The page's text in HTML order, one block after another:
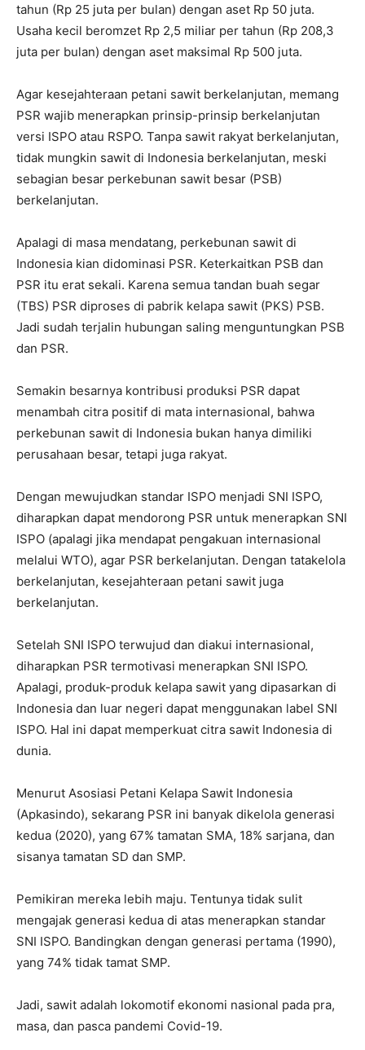
tahun (Rp 25 juta per bulan) dengan aset Rp 50 juta.
Usaha kecil beromzet Rp 2,5 miliar per tahun (Rp 208,3
juta per bulan) dengan aset maksimal Rp 500 juta.
Agar kesejahteraan petani sawit berkelanjutan, memang
PSR wajib menerapkan prinsip-prinsip berkelanjutan
versi ISPO atau RSPO. Tanpa sawit rakyat berkelanjutan,
tidak mungkin sawit di Indonesia berkelanjutan, meski
sebagian besar perkebunan sawit besar (PSB)
berkelanjutan.
Apalagi di masa mendatang, perkebunan sawit di
Indonesia kian didominasi PSR. Keterkaitkan PSB dan
PSR itu erat sekali. Karena semua tandan buah segar
(TBS) PSR diproses di pabrik kelapa sawit (PKS) PSB.
Jadi sudah terjalin hubungan saling menguntungkan PSB
dan PSR.
Semakin besarnya kontribusi produksi PSR dapat
menambah citra positif di mata internasional, bahwa
perkebunan sawit di Indonesia bukan hanya dimiliki
perusahaan besar, tetapi juga rakyat.
Dengan mewujudkan standar ISPO menjadi SNI ISPO,
diharapkan dapat mendorong PSR untuk menerapkan SNI
ISPO (apalagi jika mendapat pengakuan internasional
melalui WTO), agar PSR berkelanjutan. Dengan tatakelola
berkelanjutan, kesejahteraan petani sawit juga
berkelanjutan.
Setelah SNI ISPO terwujud dan diakui internasional,
diharapkan PSR termotivasi menerapkan SNI ISPO.
Apalagi, produk-produk kelapa sawit yang dipasarkan di
Indonesia dan luar negeri dapat menggunakan label SNI
ISPO. Hal ini dapat memperkuat citra sawit Indonesia di
dunia.
Menurut Asosiasi Petani Kelapa Sawit Indonesia
(Apkasindo), sekarang PSR ini banyak dikelola generasi
kedua (2020), yang 67% tamatan SMA, 18% sarjana, dan
sisanya tamatan SD dan SMP.
Pemikiran mereka lebih maju. Tentunya tidak sulit
mengajak generasi kedua di atas menerapkan standar
SNI ISPO. Bandingkan dengan generasi pertama (1990),
yang 74% tidak tamat SMP.
Jadi, sawit adalah lokomotif ekonomi nasional pada pra,
masa, dan pasca pandemi Covid-19.